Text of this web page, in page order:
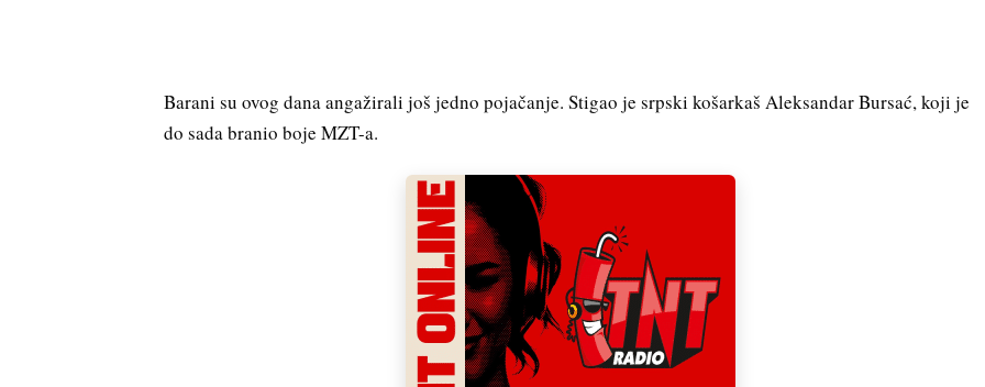
Barani su ovog dana angažirali još jedno pojačanje. Stigao je srpski košarkaš Aleksandar Bursać, koji je
do sada branio boje MZT-a.